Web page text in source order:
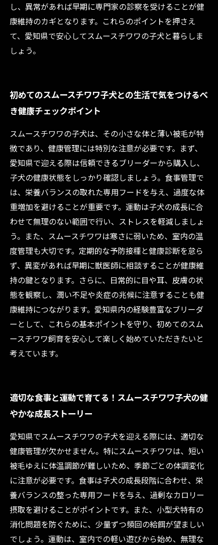
し、異常があれば早期に専門家の診察を受けることが健
康維持のカギとなります。これらのポイントを押さえ
て、愛知県で安心してスムースチワワの子犬と暮らしま
しょう。
初めてのスムースチワワ子犬との生活で気をつけるべ
き健康チェックポイント
スムースチワワの子犬は、その小さな体と薄い被毛が特
徴であり、健康管理には特別な注意が必要です。まず、
愛知県で迎える際は信頼できるブリーダーから購入し、
子犬の健康状態をしっかり確認しましょう。食事管理で
は、栄養バランスの取れた専用フードを与え、過度な体
重増加を避けることが重要です。運動は子犬の成長に合
わせて無理のない範囲で行い、ストレスを軽減しましょ
う。また、スムースチワワは寒さに弱いため、室内の温
度管理も大切です。定期的な予防接種と健康診断を怠ら
ず、異変があれば早期に獣医師に相談することが健康維
持の鍵となります。さらに、日常的に目や耳、皮膚の状
態を観察し、潤い不足や炎症の兆候に注意することも健
康維持につながります。愛知県内の経験豊富なブリーダ
ーとして、これらの基本ポイントを守り、初めてのスム
ースチワワ飼育を安心して楽しく始めていただきたいと
考えています。
適切な食事と運動で育てる！スムースチワワ子犬の健
やかな成長ストーリー
愛知県でスムースチワワの子犬を迎える際には、適切な
健康管理が欠かせません。特にスムースチワワは、短い
被毛ゆえに体温調節が難しいため、季節ごとの体調変化
に注意が必要です。食事は子犬の成長段階に合わせ、栄
養バランスの整った専用フードを与え、過剰なカロリー
摂取を避けることがポイントです。また、小型犬特有の
消化問題を防ぐために、少量ずつ頻回の給餌が望ましい
でしょう。運動は、室内での軽い遊びから始め、無理な